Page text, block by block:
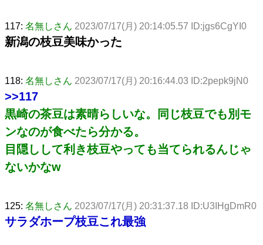
117: 名無しさん 2023/07/17(月) 20:14:05.57 ID:jgs6CgYI0
新潟の枝豆美味かった
118: 名無しさん 2023/07/17(月) 20:16:44.03 ID:2pepk9jN0
>>117
黒崎の茶豆は素晴らしいな。同じ枝豆でも別モ
ンなのが食べたら分かる。
目隠しして利き枝豆やっても当てられるんじゃ
ないかなw
125: 名無しさん 2023/07/17(月) 20:31:37.18 ID:U3IHgDmR0
サラダホープ枝豆これ最強